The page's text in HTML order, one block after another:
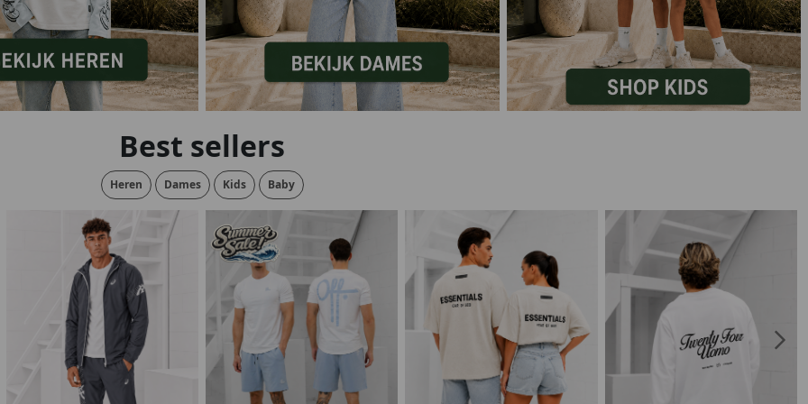
Marokko
Nigeria
Portugal
Spanje
MID SEASON-SALE DAMES MID SEASON-SALE KIDS
Best sellers
Heren Dames Kids Baby